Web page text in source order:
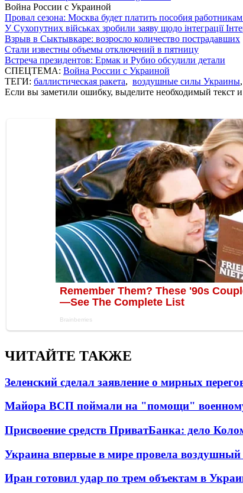
Война России с Украиной
Провал сезона: Москва будет платить пособия
У Сухопутних військах зробили заяву щодо інтеграції
Взрыв в Сыктывкаре: возросло количество пострадавших
Стали известны объемы отключений в пятницу
Встреча президентов: Ермак и Рубио обсудили детали
СПЕЦТЕМА: Война России с Украиной
ТЕГИ: баллистическая ракета, воздушные силы Украины,
Если вы заметили ошибку, выделите необходимый текст
ЧИТАЙТЕ ТАКЖЕ
Зеленский сделал заявление о мирных
Майора ВСП поймали на "помощи"
Присвоение средств ПриватБанка: дело
Украина впервые в мире провела
Иран готовил удар по трем объектам в